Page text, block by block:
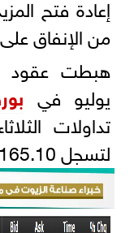
إعادة فتح
من الإنفاق
هبطت عقود
يوليو في
لتسجل 1165.10 دولار/ ألف قدم متري.